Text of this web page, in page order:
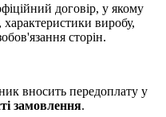
договір, у якому
виробу,
сторін.
вносить передоплату у
замовлення.